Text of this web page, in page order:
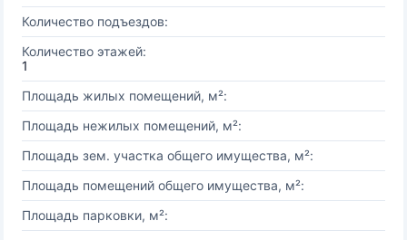
Количество подъездов:
Количество этажей:
1
Площадь жилых помещений, м²:
Площадь нежилых помещений, м²:
Площадь зем. участка общего имущества, м²:
Площадь помещений общего имущества, м²:
Площадь парковки, м²: